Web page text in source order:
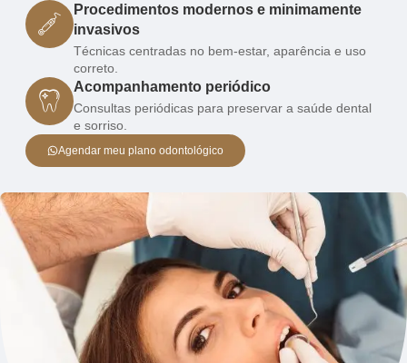
Procedimentos modernos e minimamente
invasivos
Técnicas centradas no bem-estar, aparência e uso
correto.
Acompanhamento periódico
Consultas periódicas para preservar a saúde dental
e sorriso.
Agendar meu plano odontológico